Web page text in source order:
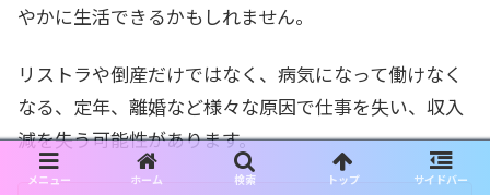
やかに生活できるかもしれません。
リストラや倒産だけではなく、病気になって働けなく
なる、定年、離婚など様々な原因で仕事を失い、収入
減を失う可能性があります。
メニュー ホーム 検索 トップ サイドバー